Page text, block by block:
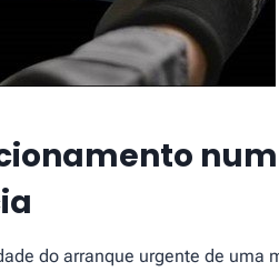
do arranque urgente de uma